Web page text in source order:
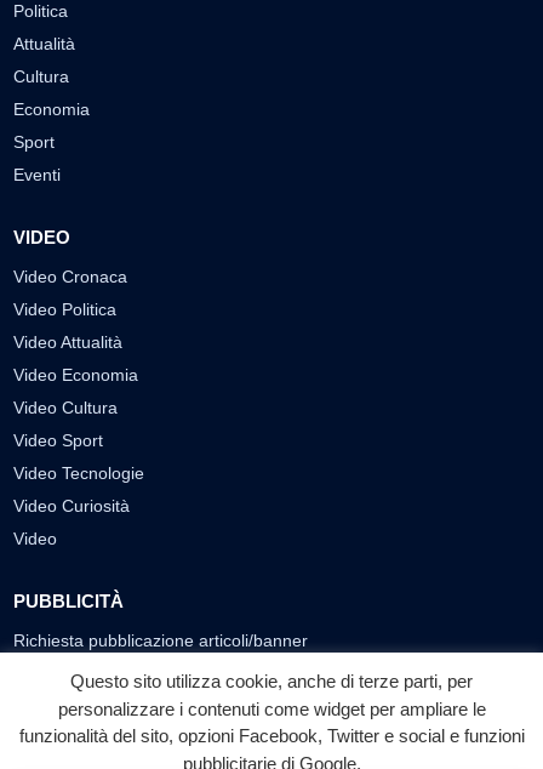
Politica
Attualità
Cultura
Economia
Sport
Eventi
VIDEO
Video Cronaca
Video Politica
Video Attualità
Video Economia
Video Cultura
Video Sport
Video Tecnologie
Video Curiosità
Video
PUBBLICITÀ
Richiesta pubblicazione articoli/banner
SEGUICI SUI SOCIAL
f ◎ ▶
Questo sito utilizza cookie, anche di terze parti, per
personalizzare i contenuti come widget per ampliare le
funzionalità del sito, opzioni Facebook, Twitter e social e funzioni
pubblicitarie di Google.